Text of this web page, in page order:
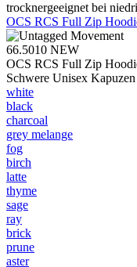
trocknergeeignet bei
OCS RCS Full Zip
66.5010 NEW
OCS RCS Full Zip
Schwere Unisex
white
black
charcoal
grey melange
fog
birch
latte
thyme
sage
ray
brick
prune
aster